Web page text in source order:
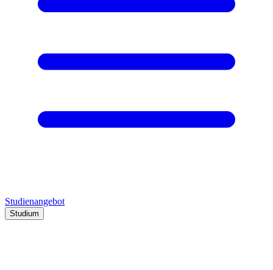
Studienangebot
Studium